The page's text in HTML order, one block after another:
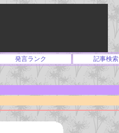
発言ランク 記事検索